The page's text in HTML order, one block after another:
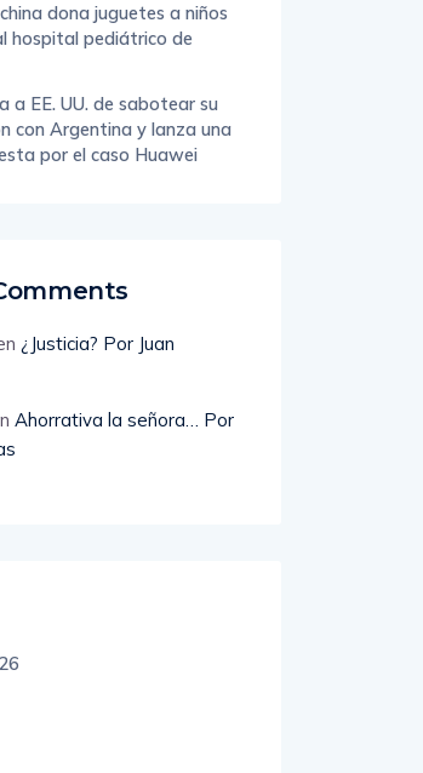
dona juguetes a niños
hospital pediátrico de
a EE. UU. de sabotear su
con Argentina y lanza una
por el caso Huawei
¿Justicia? Por Juan
Ahorrativa la señora… Por